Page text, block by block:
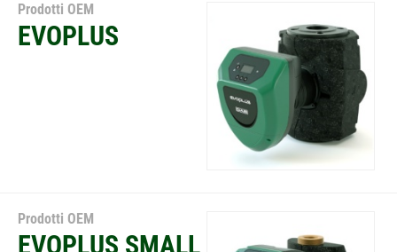
Prodotti OEM
EVOPLUS
Prodotti OEM
EVOPLUS SMALL